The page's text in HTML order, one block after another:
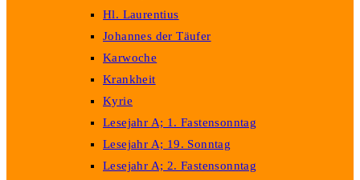
Hl. Laurentius
Johannes der Täufer
Karwoche
Krankheit
Kyrie
Lesejahr A; 1. Fastensonntag
Lesejahr A; 19. Sonntag
Lesejahr A; 2. Fastensonntag